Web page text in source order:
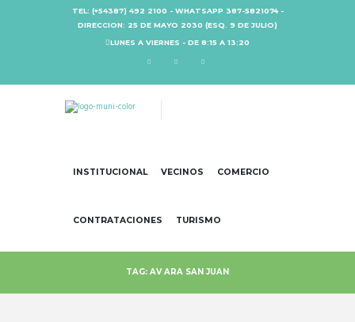
TEL: (+54387) 492 2100 - WHATSAPP 387-5821074 -
DIRECCION: 25 DE MAYO 2030 (ESQ. 9 DE JULIO)
LUNES A VIERNES - DE 8:15 A 13:20
INSTITUCIONAL VECINOS COMERCIO
CONTRATACIONES TURISMO
TAG: AV ARA SAN JUAN